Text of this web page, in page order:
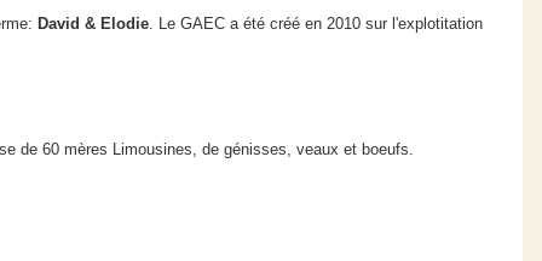
David & Elodie . Le GAEC a été créé en 2010 sur l'explotitation
de 60 mères Limousines, de génisses, veaux et boeufs.